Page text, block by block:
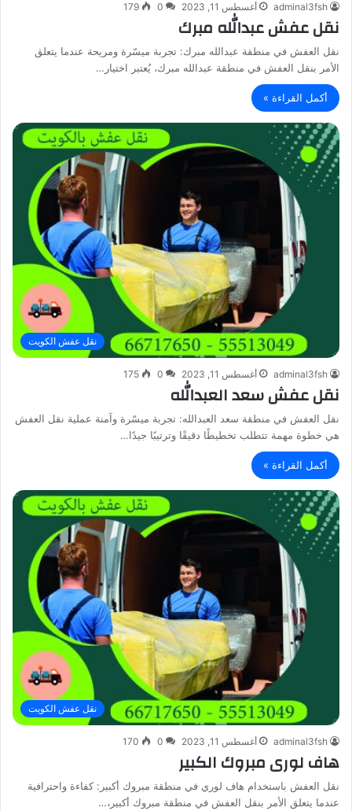
adminal3fsh أغسطس 11, 2023 0
179
نقل عفش عبدالله مبرك
نقل العفش في منطقة عبدالله مبرك: تجربة ميسّرة ومريحة عندما يتعلق
الأمر بنقل العفش في منطقة عبدالله مبرك، يُعتبر اختيار…
أكمل القراءة »
نقل عفش الكويت
adminal3fsh أغسطس 11, 2023 0
175
نقل عفش سعد العبدالله
نقل العفش في منطقة سعد العبدالله: تجربة ميسّرة وآمنة عملية نقل العفش
هي خطوة مهمة تتطلب تخطيطًا دقيقًا وترتيبًا جيدًا…
أكمل القراءة »
نقل عفش الكويت
adminal3fsh أغسطس 11, 2023 0
170
هاف لورى مبروك الكبير
نقل العفش باستخدام هاف لوري في منطقة مبروك أكبير: كفاءة واحترافية
عندما يتعلق الأمر بنقل العفش في منطقة مبروك أكبير،…